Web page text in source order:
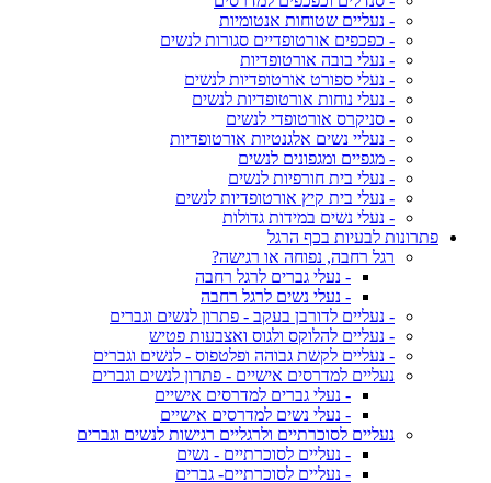
- נעליים שטוחות אנטומיות
- כפכפים אורטופדיים סגורות לנשים
- נעלי בובה אורטופדיות
- נעלי ספורט אורטופדיות לנשים
- נעלי נוחות אורטופדיות לנשים
- סניקרס אורטופדי לנשים
- נעליי נשים אלגנטיות אורטופדיות
- מגפיים ומגפונים לנשים
- נעלי בית חורפיות לנשים
- נעלי בית קיץ אורטופדיות לנשים
- נעלי נשים במידות גדולות
פתרונות לבעיות בכף הרגל
רגל רחבה, נפוחה או רגישה?
- נעלי גברים לרגל רחבה
- נעלי נשים לרגל רחבה
- נעליים לדורבן בעקב - פתרון לנשים וגברים
- נעליים להלוקס ולגוס ואצבעות פטיש
- נעליים לקשת גבוהה ופלטפוס - לנשים וגברים
נעליים למדרסים אישיים - פתרון לנשים וגברים
- נעלי גברים למדרסים אישיים
- נעלי נשים למדרסים אישיים
נעליים לסוכרתיים ולרגליים רגישות לנשים וגברים
- נעליים לסוכרתיים - נשים
- נעליים לסוכרתיים- גברים